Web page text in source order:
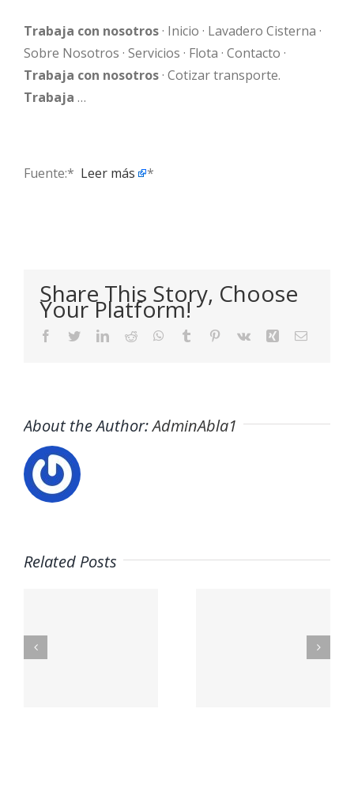
Trabaja con nosotros· Inicio · Lavadero Cisterna ·
Sobre Nosotros · Servicios · Flota · Contacto ·
Trabaja con nosotros· Cotizar transporte.
Trabaja …
Fuente:* ​ Leer más *
Share This Story, Choose
Your Platform!
Facebook
TwitterLinkedIn
Reddit WhatsApp
Tumblr Pinterest
Vk Xing Email
About the Author:AdminAbla1
Related Posts
Contacto
– Aceites